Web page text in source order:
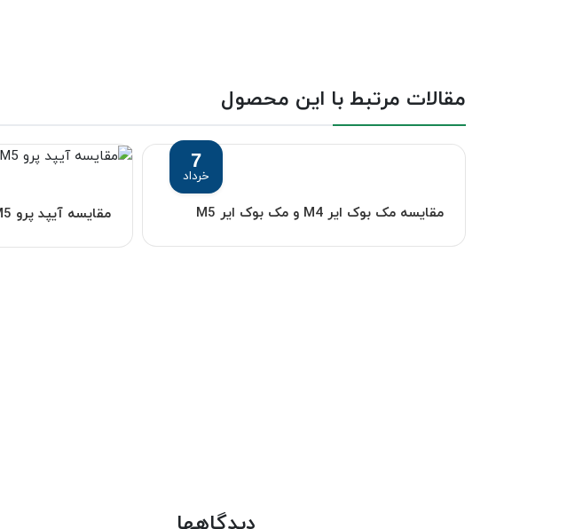
مقالات مرتبط با این محصول
7
خرداد
مقایسه مک بوک ایر M4 و مک بوک ایر M5 مقایسه آیپد پرو M5 با آیپد ایر M3